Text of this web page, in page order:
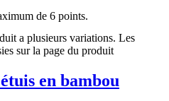
de 6 points.
a plusieurs variations. Les
sur la page du produit
en bambou